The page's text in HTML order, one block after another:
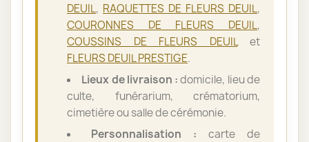
DEUIL, RAQUETTES DE FLEURS DEUIL,
COURONNES DE FLEURS DEUIL,
COUSSINS DE FLEURS DEUILet
FLEURS DEUIL PRESTIGE.
Lieux de livraison :domicile, lieu de
culte, funérarium, crématorium,
cimetière ou salle de cérémonie.
Personnalisation : carte de